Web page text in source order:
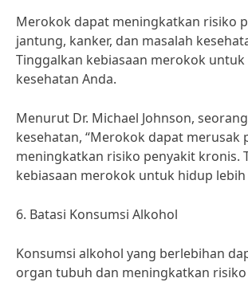
Merokok dapat meningkatkan risiko
jantung, kanker, dan masalah
Tinggalkan kebiasaan merokok untuk
kesehatan Anda.
Menurut Dr. Michael Johnson,
kesehatan, “Merokok dapat merusak
meningkatkan risiko penyakit kronis.
kebiasaan merokok untuk hidup lebih
6. Batasi Konsumsi Alkohol
Konsumsi alkohol yang berlebihan
organ tubuh dan meningkatkan